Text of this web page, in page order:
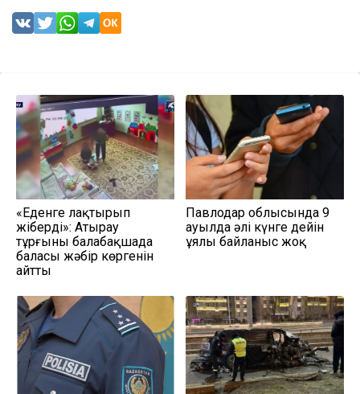
«Еденге лақтырып
жіберді»: Атырау
тұрғыны балабақшада
баласы жәбір көргенін
айтты
Павлодар облысында 9
ауылда әлі күнге дейін
ұялы байланыс жоқ